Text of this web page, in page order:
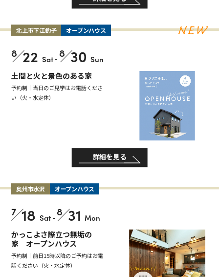
北上市下江釣子 オープンハウス
8 22 Sat- 8 30 Sun
土間と火と景色のある家
予約制｜当日のご見学はお電話くださ
い（火・水定休）
詳細を見る
奥州市水沢 オープンハウス
7 18 Sat- 8 31 Mon
かっこよさ際立つ無垢の
家 オープンハウス
予約制｜前日15時以降のご予約はお電
話ください（火・水定休）